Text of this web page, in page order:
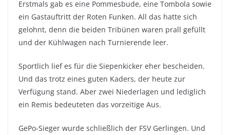
Erstmals gab es eine Pommesbude, eine Tombola sowie
ein Gastauftritt der Roten Funken. All das hatte sich
gelohnt, denn die beiden Tribünen waren prall gefüllt
und der Kühlwagen nach Turnierende leer.
Sportlich lief es für die Siepenkicker eher bescheiden.
Und das trotz eines guten Kaders, der heute zur
Verfügung stand. Aber zwei Niederlagen und lediglich
ein Remis bedeuteten das vorzeitige Aus.
GePo-Sieger wurde schließlich der FSV Gerlingen. Und